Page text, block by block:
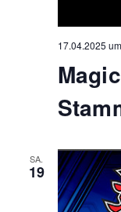
17.04.2025
SA.
19